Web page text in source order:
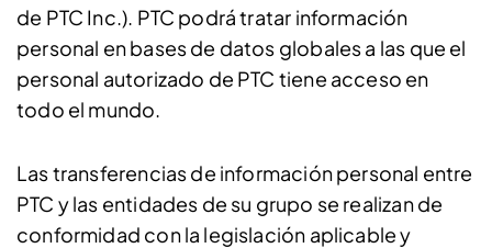
de PTC Inc.). PTC podrá tratar información
personal en bases de datos globales a las que el
personal autorizado de PTC tiene acceso en
todo el mundo.
Las transferencias de información personal entre
PTC y las entidades de su grupo se realizan de
conformidad con la legislación aplicable y